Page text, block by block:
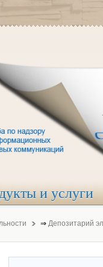
и услуги
⇒ Депозитарий